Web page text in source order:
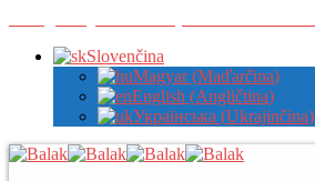
Slovenčina
Magyar (Maďarčina)
English (Angličtina)
Українська (Ukrajinčina)